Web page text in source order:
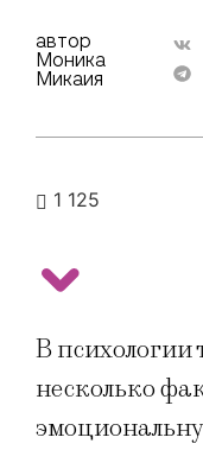
автор
Моника
Микаия
1 125
В психологии
несколько